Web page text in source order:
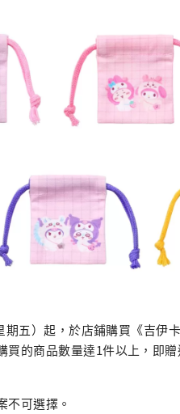
期五）起，於店鋪購買《吉伊
買的商品數量達1件以上，即
可選擇。